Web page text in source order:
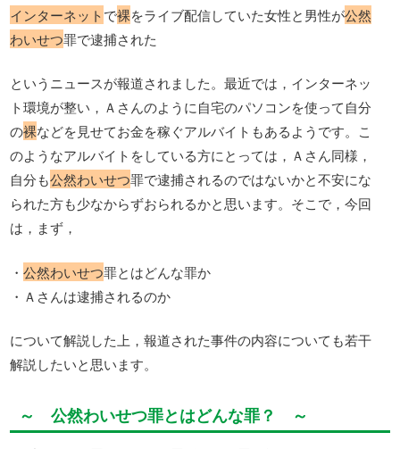
インターネットで裸をライブ配信していた女性と男性が公然
わいせつ罪で逮捕された
というニュースが報道されました。最近では，インターネッ
ト環境が整い，Ａさんのように自宅のパソコンを使って自分
の裸などを見せてお金を稼ぐアルバイトもあるようです。こ
のようなアルバイトをしている方にとっては，Ａさん同様，
自分も公然わいせつ罪で逮捕されるのではないかと不安にな
られた方も少なからずおられるかと思います。そこで，今回
は，まず，
・公然わいせつ罪とはどんな罪か
・Ａさんは逮捕されるのか
について解説した上，報道された事件の内容についても若干
解説したいと思います。
～ 公然わいせつ罪とはどんな罪？ ～